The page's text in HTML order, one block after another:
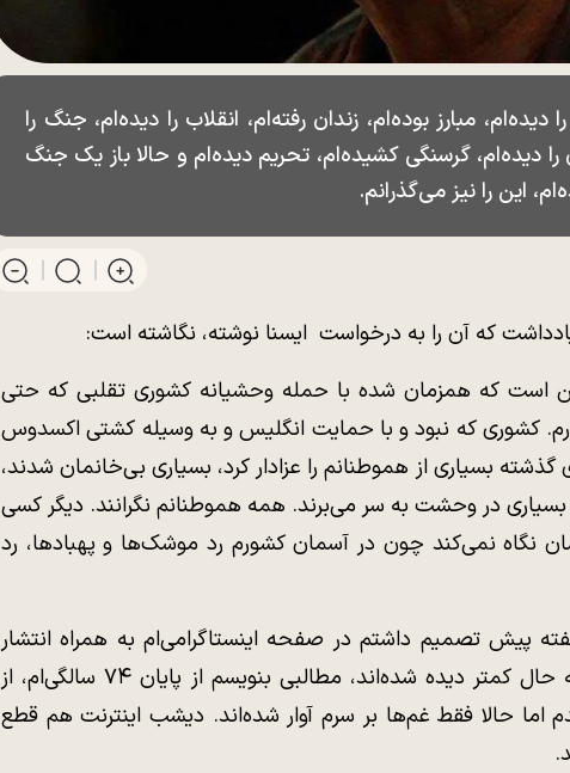
دیده‌ام، مبارز بوده‌ام، زندان رفته‌ام، انقلاب را دیده‌ام، جنگ را
دیده‌ام، گرسنگی کشیده‌ام، تحریم دیده‌ام و حالا باز یک جنگ
این را نیز می‌گذرانم.
که آن را به درخواست ایسنا نوشته، نگاشته است:
روز تولد من است که همزمان شده با حمله وحشیانه کشوری تقلبی که حتی
کشوری که نبود و با حمایت انگلیس و به وسیله کشتی اکسدوس
بسیاری از هموطنانم را عزادار کرد، بسیاری بی‌خانمان شدند،
بسیاری در وحشت به سر می‌برند. همه هموطنانم نگرانند. دیگر کسی
نگاه نمی‌کند چون در آسمان کشورم رد موشک‌ها و پهبادها، رد
پیش تصمیم داشتم در صفحه اینستاگرامی‌ام به همراه انتشار
عکس‌هایی از خودم که تا به حال کمتر دیده شده‌اند، مطالبی بنویسم از پایان ۷۴ سالگی‌ام، از
اما حالا فقط غم‌ها بر سرم آوار شده‌اند. دیشب اینترنت هم قطع